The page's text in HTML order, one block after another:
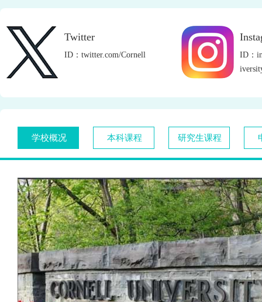
Twitter
ID：twitter.com/Cornell
ID：
学校概况 本科课程 研究生课程